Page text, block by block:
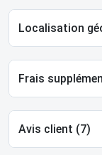
Localisation
Frais
Avis client (7)